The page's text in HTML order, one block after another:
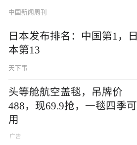
中国新闻周刊
日本发布排名：中国第1，日
本第13
天下事
头等舱航空盖毯，吊牌价
488，现69.9抢，一毯四季可
用